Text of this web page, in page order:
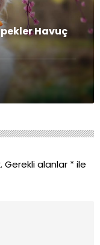
Havuç
Gerekli alanlar *ile